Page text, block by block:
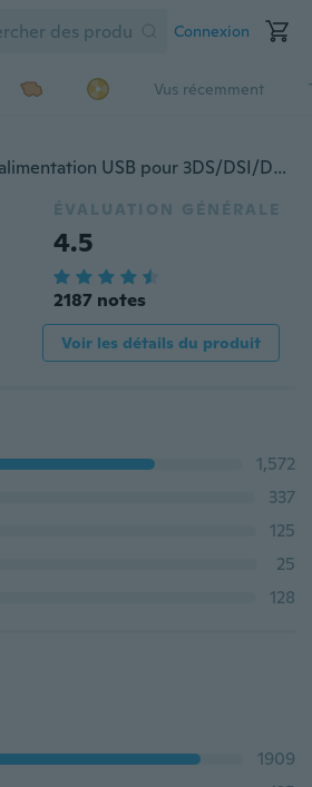
Connexion
Vus récemment
Câble de chargeur d'alimentation USB pour 3DS/DSI/DSXL
ÉVALUATION GÉNÉRALE
4.5
2187 notes
Voir les détails du produit
1,572
337
125
25
128
1909